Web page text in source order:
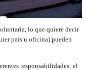
lo que quiere decir
país u oficina) pueden
responsabilidades: el